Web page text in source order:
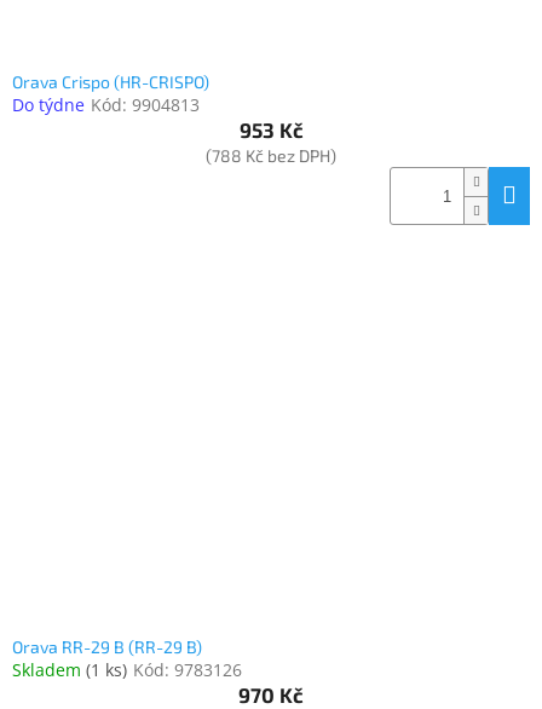
Orava Crispo (HR-CRISPO)
Do týdne Kód: 9904813
953 Kč
(788 Kč bez DPH)
Orava RR-29 B (RR-29 B)
Skladem (1 ks) Kód: 9783126
970 Kč